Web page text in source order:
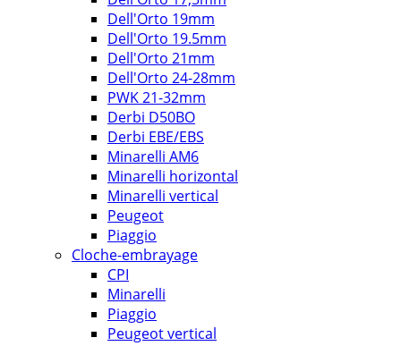
Dell'Orto 19mm
Dell'Orto 19.5mm
Dell'Orto 21mm
Dell'Orto 24-28mm
PWK 21-32mm
Derbi D50BO
Derbi EBE/EBS
Minarelli AM6
Minarelli horizontal
Minarelli vertical
Peugeot
Piaggio
Cloche-embrayage
CPI
Minarelli
Piaggio
Peugeot vertical